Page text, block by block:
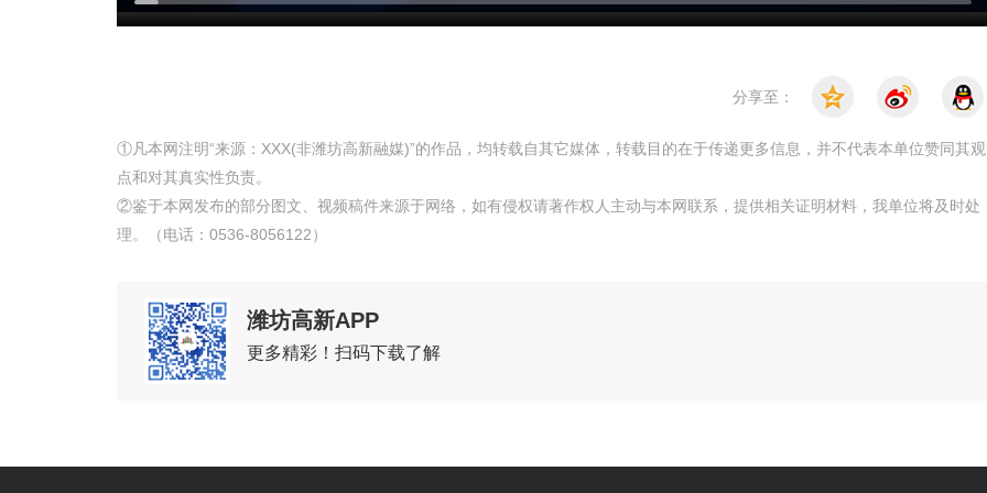
分享至：
①凡本网注明“来源：XXX(非潍坊高新融媒)”的作品，均转载自其它媒体，转载目的在于传递更多信息，并不代表本单位赞同其观
点和对其真实性负责。
②鉴于本网发布的部分图文、视频稿件来源于网络，如有侵权请著作权人主动与本网联系，提供相关证明材料，我单位将及时处
理。（电话：0536-8056122）
潍坊高新APP
更多精彩！扫码下载了解